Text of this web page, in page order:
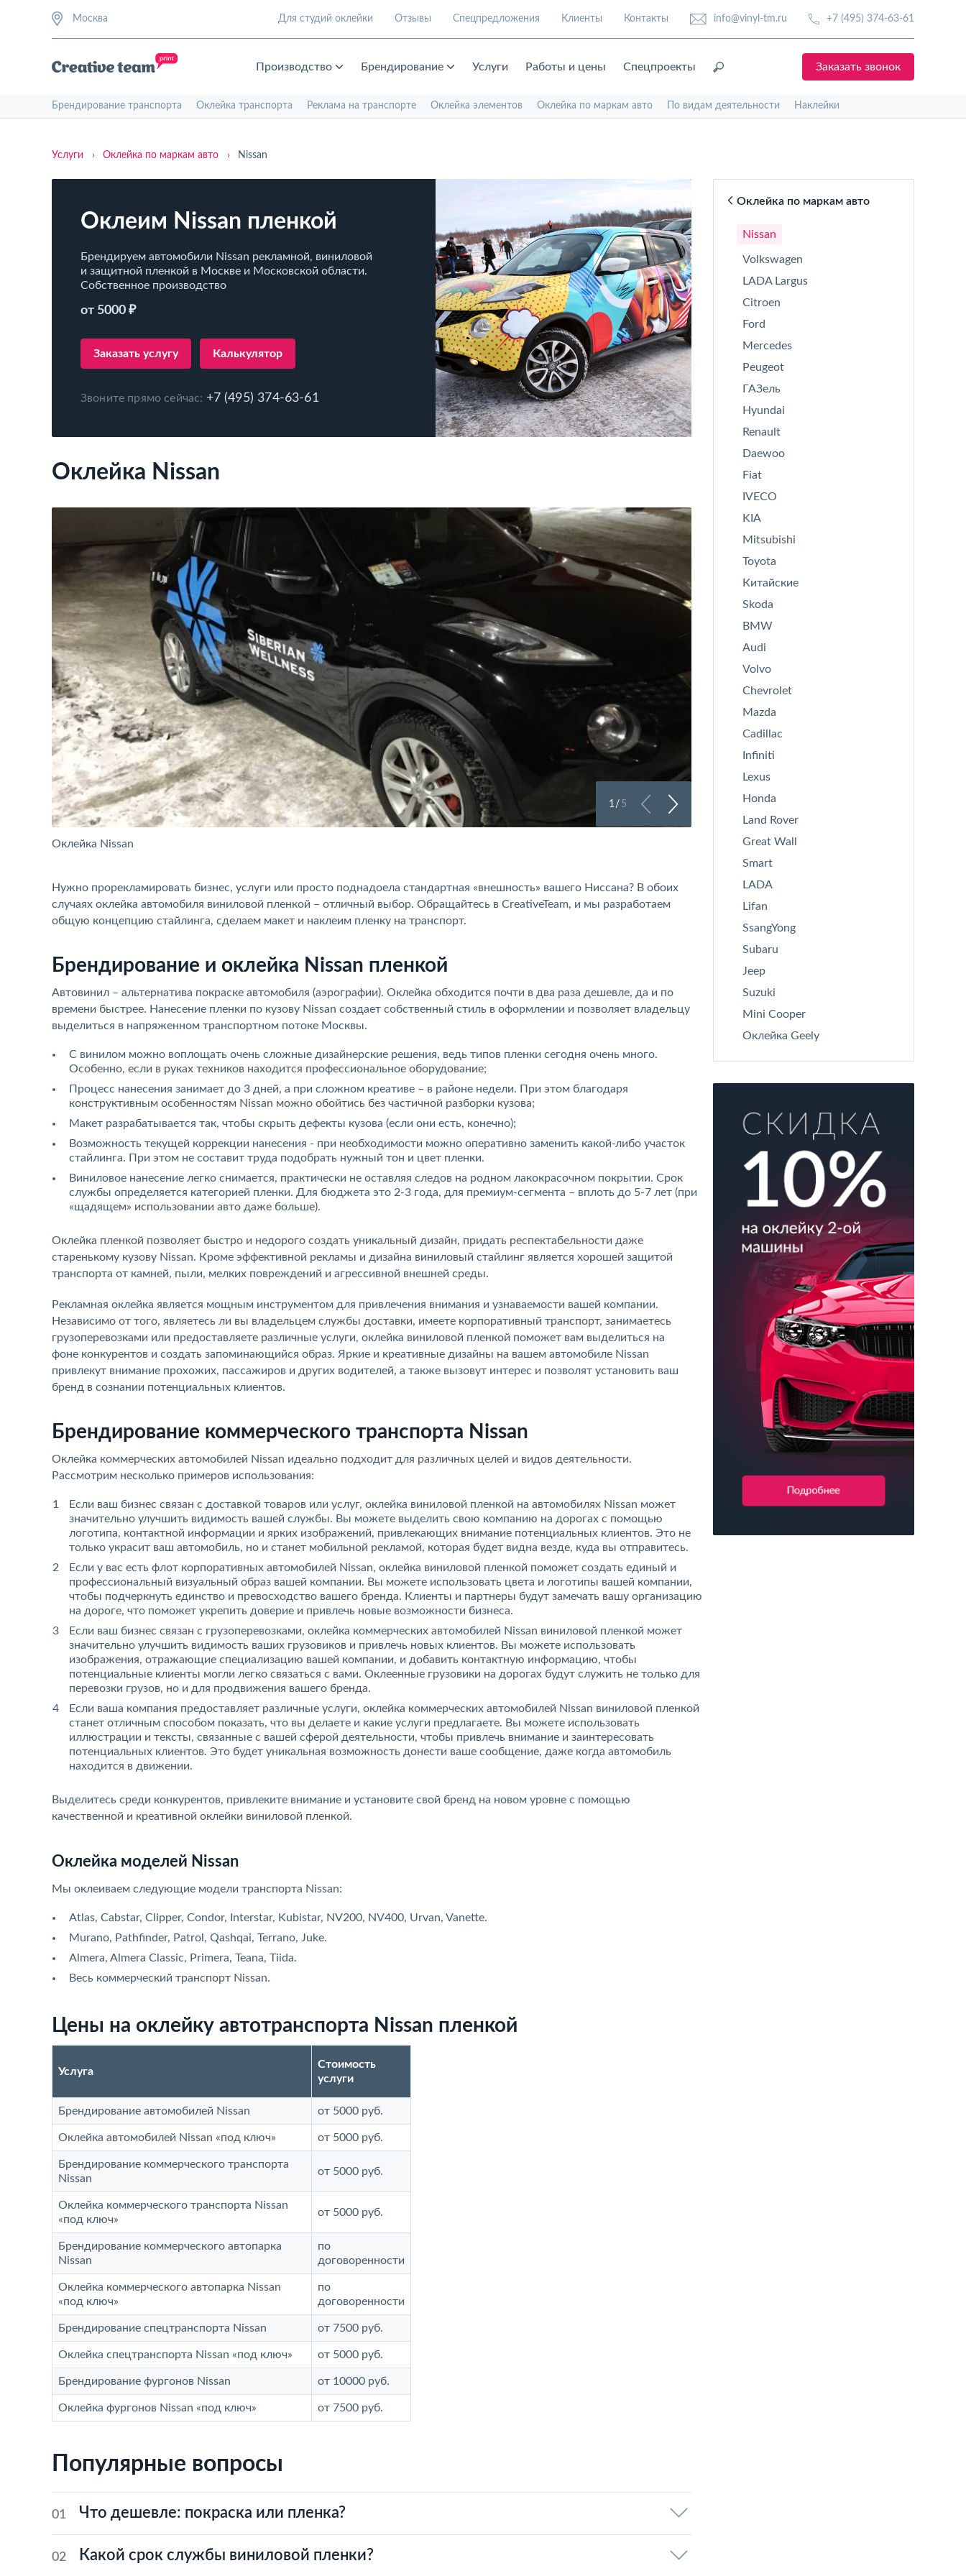
Москва Для студий оклейки Отзывы Спецпредложения Клиенты Контакты info@vinyl-tm.ru +7 (495) 374-63-61
Производство Брендирование Услуги Работы и цены Спецпроекты Заказать звонок
Брендирование транспорта Оклейка транспорта Реклама на транспорте Оклейка элементов Оклейка по маркам авто По видам деятельности Наклейки
Услуги › Оклейка по маркам авто › Nissan
Оклеим Nissan пленкой
Брендируем автомобили Nissan рекламной, виниловой
и защитной пленкой в Москве и Московской области.
Собственное производство
от 5000 ₽
Заказать услугу Калькулятор
Звоните прямо сейчас: +7 (495) 374-63-61
Оклейка Nissan
Оклейка Nissan Оклейка Nissan
1/5
Нужно прорекламировать бизнес, услуги или просто поднадоела стандартная «внешность» вашего Ниссана? В обоих
случаях оклейка автомобиля виниловой пленкой – отличный выбор. Обращайтесь в CreativeTeam, и мы разработаем
общую концепцию стайлинга, сделаем макет и наклеим пленку на транспорт.
Брендирование и оклейка Nissan пленкой
Автовинил – альтернатива покраске автомобиля (аэрографии). Оклейка обходится почти в два раза дешевле, да и по
времени быстрее. Нанесение пленки по кузову Nissan создает собственный стиль в оформлении и позволяет владельцу
выделиться в напряженном транспортном потоке Москвы.
С винилом можно воплощать очень сложные дизайнерские решения, ведь типов пленки сегодня очень много.
Особенно, если в руках техников находится профессиональное оборудование;
Процесс нанесения занимает до 3 дней, а при сложном креативе – в районе недели. При этом благодаря
конструктивным особенностям Nissan можно обойтись без частичной разборки кузова;
Макет разрабатывается так, чтобы скрыть дефекты кузова (если они есть, конечно);
Возможность текущей коррекции нанесения - при необходимости можно оперативно заменить какой-либо участок
стайлинга. При этом не составит труда подобрать нужный тон и цвет пленки.
Виниловое нанесение легко снимается, практически не оставляя следов на родном лакокрасочном покрытии. Срок
службы определяется категорией пленки. Для бюджета это 2-3 года, для премиум-сегмента – вплоть до 5-7 лет (при
«щадящем» использовании авто даже больше).
Оклейка пленкой позволяет быстро и недорого создать уникальный дизайн, придать респектабельности даже
старенькому кузову Nissan. Кроме эффективной рекламы и дизайна виниловый стайлинг является хорошей защитой
транспорта от камней, пыли, мелких повреждений и агрессивной внешней среды.
Рекламная оклейка является мощным инструментом для привлечения внимания и узнаваемости вашей компании.
Независимо от того, являетесь ли вы владельцем службы доставки, имеете корпоративный транспорт, занимаетесь
грузоперевозками или предоставляете различные услуги, оклейка виниловой пленкой поможет вам выделиться на
фоне конкурентов и создать запоминающийся образ. Яркие и креативные дизайны на вашем автомобиле Nissan
привлекут внимание прохожих, пассажиров и других водителей, а также вызовут интерес и позволят установить ваш
бренд в сознании потенциальных клиентов.
Брендирование коммерческого транспорта Nissan
Оклейка коммерческих автомобилей Nissan идеально подходит для различных целей и видов деятельности.
Рассмотрим несколько примеров использования:
Если ваш бизнес связан с доставкой товаров или услуг, оклейка виниловой пленкой на автомобилях Nissan может
значительно улучшить видимость вашей службы. Вы можете выделить свою компанию на дорогах с помощью
логотипа, контактной информации и ярких изображений, привлекающих внимание потенциальных клиентов. Это не
только украсит ваш автомобиль, но и станет мобильной рекламой, которая будет видна везде, куда вы отправитесь.
Если у вас есть флот корпоративных автомобилей Nissan, оклейка виниловой пленкой поможет создать единый и
профессиональный визуальный образ вашей компании. Вы можете использовать цвета и логотипы вашей компании,
чтобы подчеркнуть единство и превосходство вашего бренда. Клиенты и партнеры будут замечать вашу организацию
на дороге, что поможет укрепить доверие и привлечь новые возможности бизнеса.
Если ваш бизнес связан с грузоперевозками, оклейка коммерческих автомобилей Nissan виниловой пленкой может
значительно улучшить видимость ваших грузовиков и привлечь новых клиентов. Вы можете использовать
изображения, отражающие специализацию вашей компании, и добавить контактную информацию, чтобы
потенциальные клиенты могли легко связаться с вами. Оклеенные грузовики на дорогах будут служить не только для
перевозки грузов, но и для продвижения вашего бренда.
Если ваша компания предоставляет различные услуги, оклейка коммерческих автомобилей Nissan виниловой пленкой
станет отличным способом показать, что вы делаете и какие услуги предлагаете. Вы можете использовать
иллюстрации и тексты, связанные с вашей сферой деятельности, чтобы привлечь внимание и заинтересовать
потенциальных клиентов. Это будет уникальная возможность донести ваше сообщение, даже когда автомобиль
находится в движении.
Выделитесь среди конкурентов, привлеките внимание и установите свой бренд на новом уровне с помощью
качественной и креативной оклейки виниловой пленкой.
Оклейка моделей Nissan
Мы оклеиваем следующие модели транспорта Nissan:
Atlas, Cabstar, Clipper, Condor, Interstar, Kubistar, NV200, NV400, Urvan, Vanette.
Murano, Pathfinder, Patrol, Qashqai, Terrano, Juke.
Almera, Almera Classic, Primera, Teana, Tiida.
Весь коммерческий транспорт Nissan.
Цены на оклейку автотранспорта Nissan пленкой
Услуга
Стоимость
услуги
Брендирование автомобилей Nissan от 5000 руб.
Оклейка автомобилей Nissan «под ключ» от 5000 руб.
Брендирование коммерческого транспорта
Nissan
от 5000 руб.
Оклейка коммерческого транспорта Nissan
«под ключ»
от 5000 руб.
Брендирование коммерческого автопарка
Nissan
по
договоренности
Оклейка коммерческого автопарка Nissan
«под ключ»
по
договоренности
Брендирование спецтранспорта Nissan от 7500 руб.
Оклейка спецтранспорта Nissan «под ключ» от 5000 руб.
Брендирование фургонов Nissan от 10000 руб.
Оклейка фургонов Nissan «под ключ» от 7500 руб.
Популярные вопросы
01 Что дешевле: покраска или пленка?
02 Какой срок службы виниловой пленки?
Оклейка по маркам авто
Nissan
Volkswagen
LADA Largus
Citroen
Ford
Mercedes
Peugeot
ГАЗель
Hyundai
Renault
Daewoo
Fiat
IVECO
KIA
Mitsubishi
Toyota
Китайские
Skoda
BMW
Audi
Volvo
Chevrolet
Mazda
Cadillac
Infiniti
Lexus
Honda
Land Rover
Great Wall
Smart
LADA
Lifan
SsangYong
Subaru
Jeep
Suzuki
Mini Cooper
Оклейка Geely